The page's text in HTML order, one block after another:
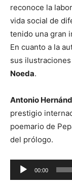
reconoce la
vida social de
tenido una gran
En cuanto a la
sus
Noeda.
Antonio
prestigio
poemario de
del prólogo.
e
00:00